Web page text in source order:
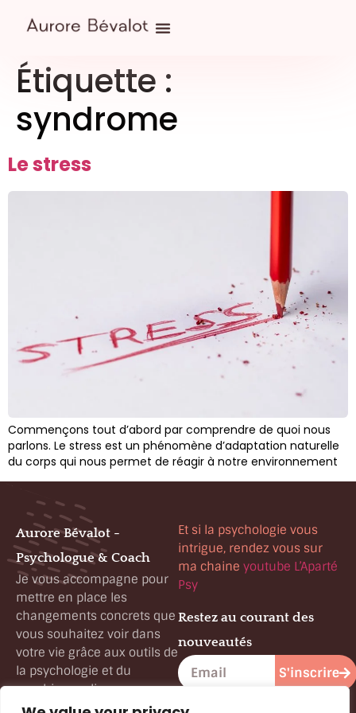
Étiquette :
syndrome
Le stress
Commençons tout d’abord par comprendre de quoi nous
parlons. Le stress est un phénomène d’adaptation naturelle
du corps qui nous permet de réagir à notre environnement
Aurore Bévalot -
Psychologue & Coach
Je vous accompagne pour
mettre en place les
changements concrets que
vous souhaitez voir dans
votre vie grâce aux outils de
la psychologie et du
coaching en ligne
(visoconsultations)
Et si la psychologie vous
intrigue, rendez vous sur
ma chaine youtube L’Aparté
Psy
Restez au courant des
nouveautés
S'inscrire